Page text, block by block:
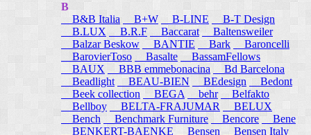
B
B&B Italia
B+W B-LINE
B-T Design
B.LUX
B.R.F Baccarat
Baltensweiler
Balzar Beskow
BANTIE Bark
Baroncelli
BarovierToso
Basalte
BassamFellows
BAUX
BBB emmebonacina
Bd Barcelona
Beadlight
BEAU-BIEN BEdesign
Bedont
Beek collection
BEGA behr
Belfakto
Bellboy
BELTA-FRAJUMAR
BELUX
Bench
Benchmark Furniture Bencore
Bene
BENKERT-BAENKE
Bensen
Bensen Italy